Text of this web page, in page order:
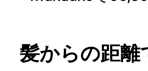
髪からの距離